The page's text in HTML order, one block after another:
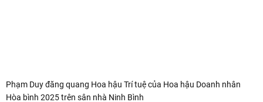
Phạm Duy đăng quang Hoa hậu Trí tuệ của Hoa hậu Doanh nhân
Hòa bình 2025 trên sân nhà Ninh Bình